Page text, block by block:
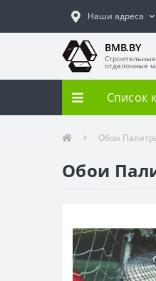
Наши адреса
BMB.BY
отделочные
Список
Обои
Обои